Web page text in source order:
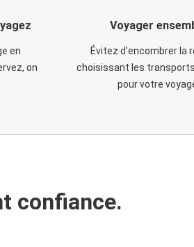
en
on
Voyager
Évitez d'encombrer la
choisissant les
pour votre
confiance.